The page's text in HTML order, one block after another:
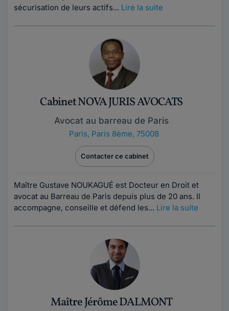
sécurisation de leurs actifs... Lire la suite
Cabinet NOVA JURIS AVOCATS
Avocat au barreau de Paris
Paris, Paris 8ème, 75008
Contacter ce cabinet
Maître Gustave NOUKAGUÉ est Docteur en Droit et
avocat au Barreau de Paris depuis plus de 20 ans. Il
accompagne, conseille et défend les... Lire la suite
Maître Jérôme DALMONT